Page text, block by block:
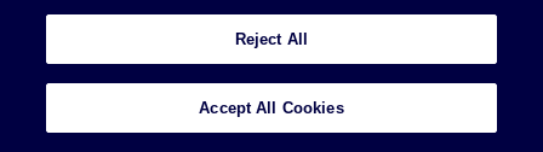
Reject All
Accept All Cookies